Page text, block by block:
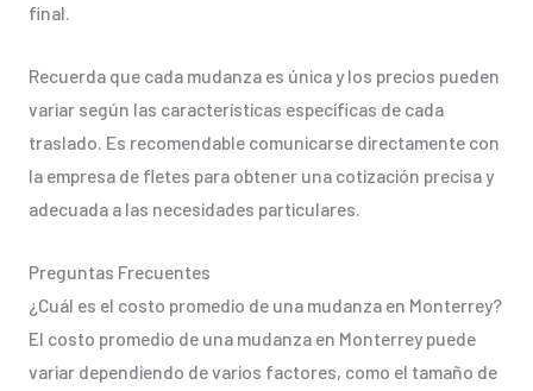
final.
Recuerda que cada mudanza es única y los precios pueden
variar según las características específicas de cada
traslado. Es recomendable comunicarse directamente con
la empresa de fletes para obtener una cotización precisa y
adecuada a las necesidades particulares.
Preguntas Frecuentes
¿Cuál es el costo promedio de una mudanza en Monterrey?
El costo promedio de una mudanza en Monterrey puede
variar dependiendo de varios factores, como el tamaño de